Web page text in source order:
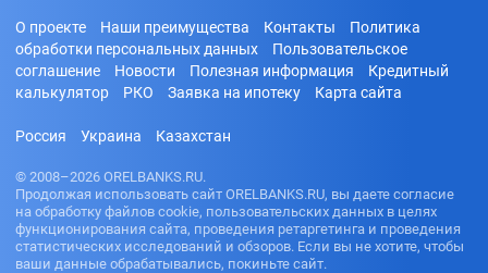
без отказа
просрочка
ми
В день
обращения
О проекте Наши преимущества Контакты
Политика
обработки персональных данных
Пользовательское
соглашение
Новости Полезная информация
Кредитный
калькулятор
РКО Заявка на ипотеку Карта сайта
Россия Украина Казахстан
© 2008–2026 ORELBANKS.RU.
Продолжая использовать сайт ORELBANKS.RU, вы даете согласие
на обработку файлов cookie, пользовательских данных в целях
функционирования сайта, проведения ретаргетинга и проведения
статистических исследований и обзоров. Если вы не хотите, чтобы
ваши данные обрабатывались, покиньте сайт.